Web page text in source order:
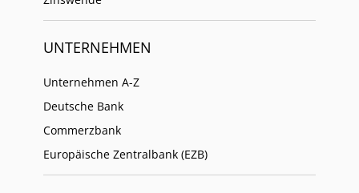
UNTERNEHMEN
Unternehmen A-Z
Deutsche Bank
Commerzbank
Europäische Zentralbank (EZB)